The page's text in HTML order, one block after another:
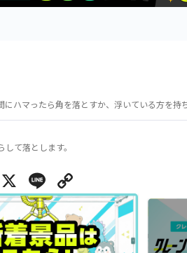
ハマったら角を落とすか、浮いている方を持
て落とします。
X Line